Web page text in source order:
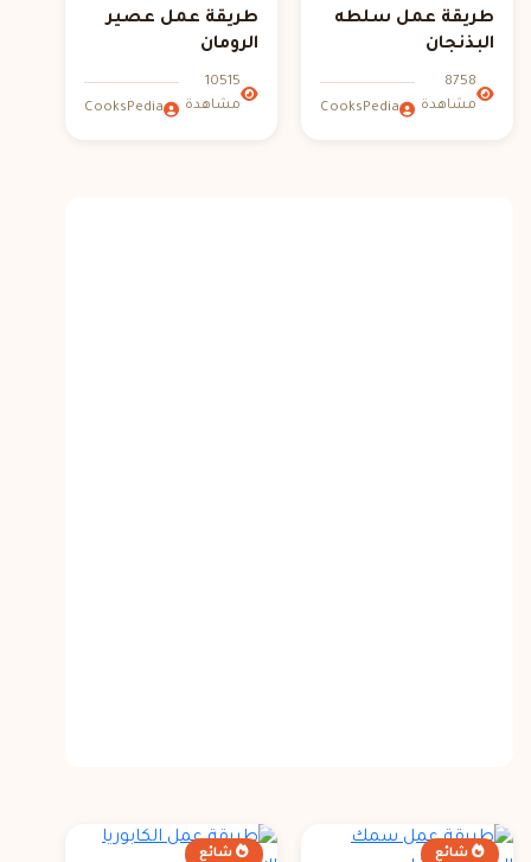
طريقة عمل سلطه
البذنجان
8758
مشاهدة
CooksPedia
طريقة عمل عصير
الرومان
10515
مشاهدة
CooksPedia
شائع شائع